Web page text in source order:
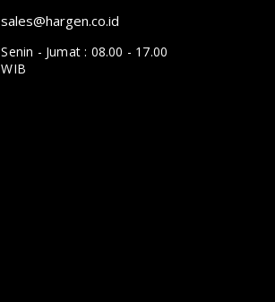
sales@hargen.co.id
Senin - Jumat : 08.00 - 17.00
WIB